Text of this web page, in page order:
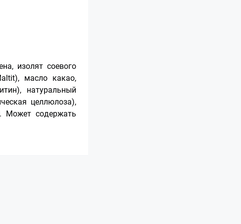
изолят соевого
масло какао,
натуральный
целлюлоза),
Может содержать